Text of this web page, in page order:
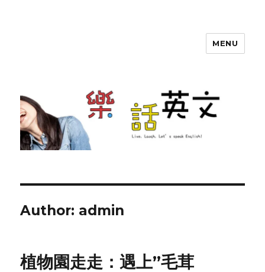
MENU
Author: admin
植物園走走：遇上”毛茸